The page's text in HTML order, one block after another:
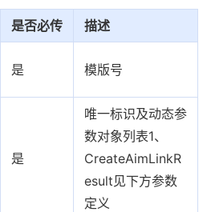
是否必传 描述
是 模版号
是
唯一标识及动态参
数对象列表1、
CreateAimLinkR
esult见下方参数
定义